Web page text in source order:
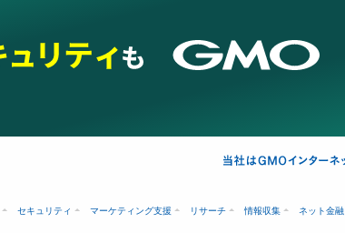
セキュリティ マーケティング支援 リサーチ 情報収集 ネット金融